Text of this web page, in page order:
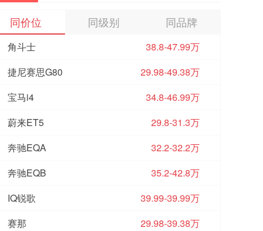
同价位 同级别 同品牌
角斗士
38.8-47.99万
捷尼赛思G80
29.98-49.38万
宝马i4
34.8-46.99万
蔚来ET5
29.8-31.3万
奔驰EQA
32.2-32.2万
奔驰EQB
35.2-42.8万
IQ锐歌
39.99-39.99万
赛那
29.98-39.38万